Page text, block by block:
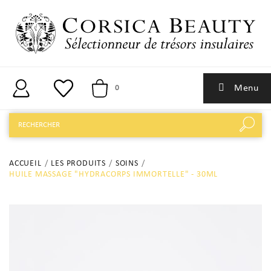
0 Menu
ACCUEIL LES PRODUITS
SOINS
HUILE MASSAGE "HYDRACORPS IMMORTELLE" - 30ML